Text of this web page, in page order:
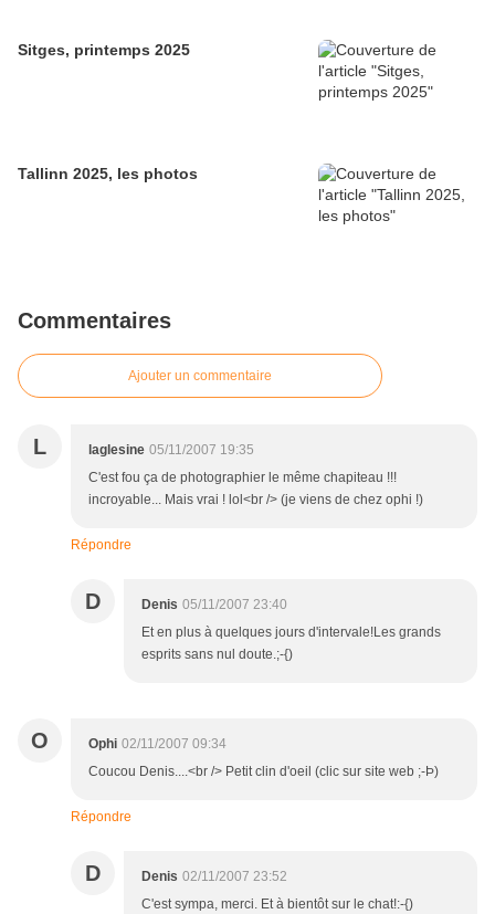
Sitges, printemps 2025
Tallinn 2025, les photos
Commentaires
Ajouter un commentaire
L laglesine 05/11/2007 19:35
C'est fou ça de photographier le même chapiteau !!!
incroyable... Mais vrai ! lol<br /> (je viens de chez ophi !)
Répondre
D Denis 05/11/2007 23:40
Et en plus à quelques jours d'intervale!Les grands
esprits sans nul doute.;-{)
O Ophi 02/11/2007 09:34
Coucou Denis....<br /> Petit clin d'oeil (clic sur site web ;-Þ)
Répondre
D Denis 02/11/2007 23:52
C'est sympa, merci. Et à bientôt sur le chat!:-{)